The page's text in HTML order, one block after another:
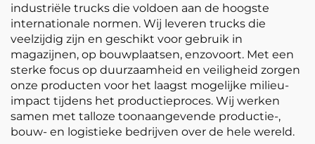
industriële trucks die voldoen aan de hoogste
internationale normen. Wij leveren trucks die
veelzijdig zijn en geschikt voor gebruik in
magazijnen, op bouwplaatsen, enzovoort. Met een
sterke focus op duurzaamheid en veiligheid zorgen
onze producten voor het laagst mogelijke milieu-
impact tijdens het productieproces. Wij werken
samen met talloze toonaangevende productie-,
bouw- en logistieke bedrijven over de hele wereld.